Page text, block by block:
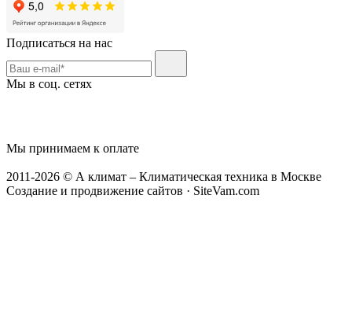
Подписаться на нас
Мы в соц. сетях
Мы принимаем к оплате
2011-2026 © А климат – Климатическая техника в Москве
Создание и продвижение сайтов · SiteVam.com